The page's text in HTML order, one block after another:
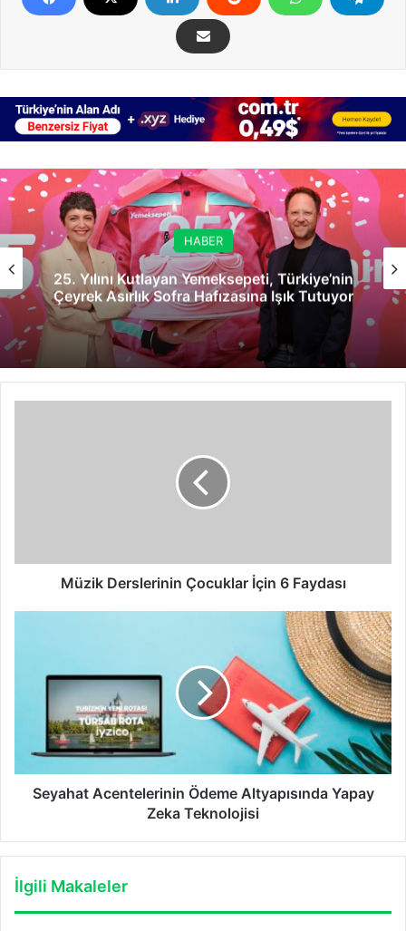
HABER
25. Yılını Kutlayan Yemeksepeti, Türkiye’nin
Çeyrek Asırlık Sofra Hafızasına Işık Tutuyor
Müzik Derslerinin Çocuklar İçin 6 Faydası
Altyapısında
Teknolojisi
Seyahat Acentelerinin Ödeme Altyapısında Yapay
Zeka Teknolojisi
İlgili Makaleler